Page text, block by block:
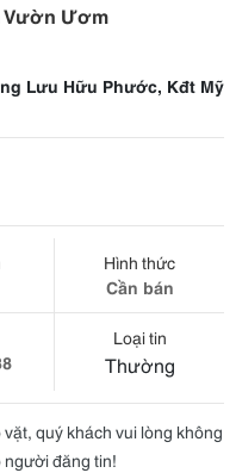
Vườn Ươm
Lưu Hữu Phước, Kđt Mỹ
Hình thức
Cần bán
Loại tin
Thường
quý khách vui lòng không
đăng tin!